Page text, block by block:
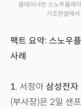
클레이너만 스노우플레
기조연설에
팩트 요약: 스노우
사례
1. 서정아 삼성전자
(부사장)은 2일 샌